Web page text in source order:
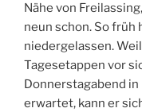
Nähe von
neun schon. So früh
niedergelassen.
Tagesetappen vor
Donnerstagabend
erwartet, kann er